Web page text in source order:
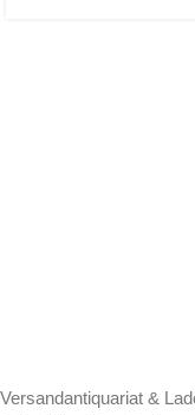
Versandantiquariat &